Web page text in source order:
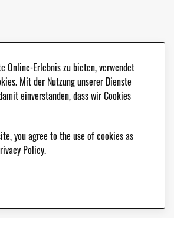
Online-Erlebnis zu bieten, verwendet
Mit der Nutzung unserer Dienste
einverstanden, dass wir Cookies
you agree to the use of cookies as
Policy.